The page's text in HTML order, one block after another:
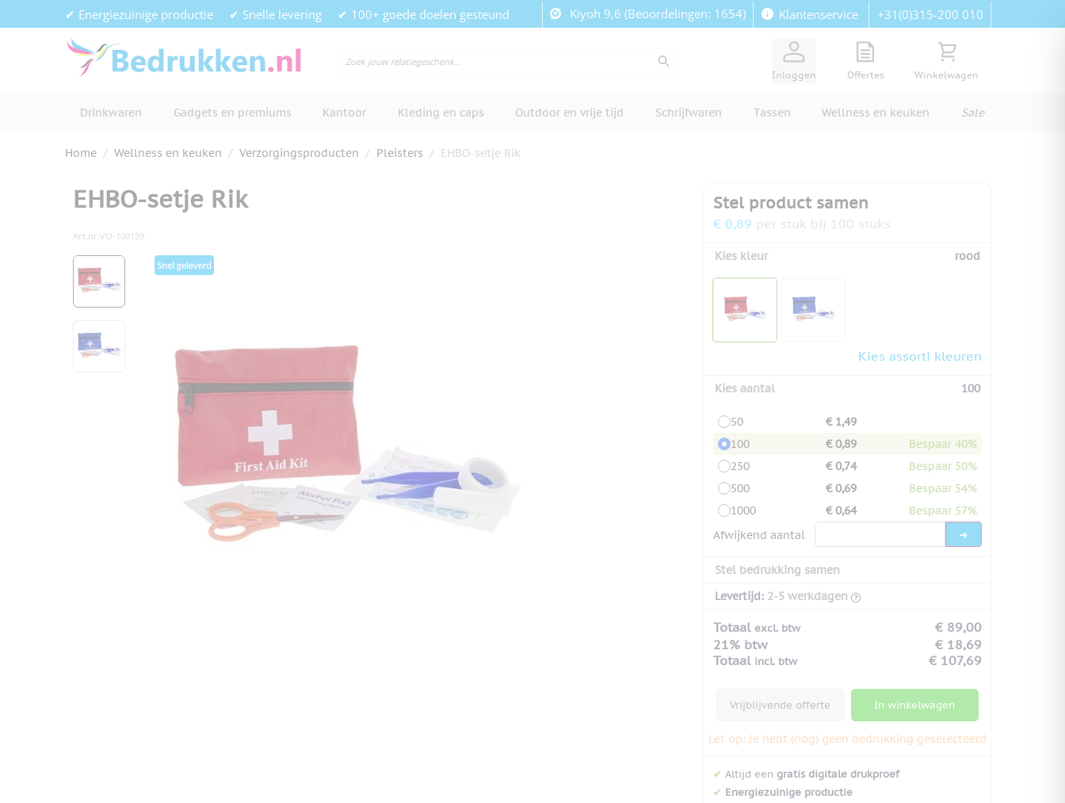
Ga naar de inhoud✔ Energiezuinige productie ✔ Snelle levering ✔ 100+ goede doelen gesteund Kiyoh 9,6 (Beoordelingen: 1654) Klantenservice +31(0)315-200 010
Inloggen
View quote, Quote is empty
Offertes
Bekijk winkelwagen,
Winkelwagen
Drinkwaren Gadgets en premiums Kantoor Kleding en caps Outdoor en vrije tijd Schrijfwaren Tassen Wellness en keuken Sale
Home / Wellness en keuken / Verzorgingsproducten / Pleisters / EHBO-setje Rik
EHBO-setje Rik
Art.nr.VO-100139
Hoofdafbeelding
Klik om afbeelding op volledig scherm te bekijken
View larger image
View larger image
Stel product samen
€ 0,89 per stuk bij 100 stuks
Kies kleur rood
Kies assorti kleuren
Kies aantal 100
50
€ 1,49
100
€ 0,89
Bespaar 40%
250
€ 0,74
Bespaar 50%
500
€ 0,69
Bespaar 54%
1000
€ 0,64
Bespaar 57%
Afwijkend aantal
Stel bedrukking samen
Levertijd: 2-5 werkdagen
Totaal excl. btw
€ 89,00
21% btw
€ 18,69
Totaal incl. btw € 107,69
Vrijblijvende offerte In winkelwagen
Let op: Je hebt (nog) geen bedrukking geselecteerd
✔ Altijd een gratis digitale drukproef
✔ Energiezuinige productie